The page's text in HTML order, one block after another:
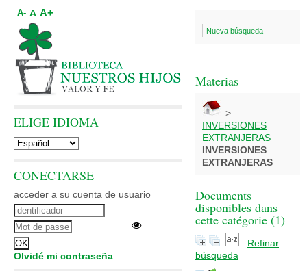
Nueva búsqueda
Materias
>
INVERSIONES
EXTRANJERAS
INVERSIONES
EXTRANJERAS
Documents
disponibles dans
cette catégorie (1)
Refinar
búsqueda
A- A A+
ELIGE IDIOMA
CONECTARSE
acceder a su cuenta de usuario
Olvidé mi contraseña